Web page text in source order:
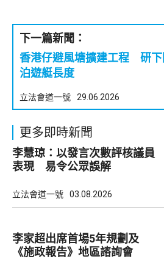
下一篇新聞：
香港仔避風塘擴建工程 研下
泊遊艇長度
立法會道一號 29.06.2026
更多即時新聞
李慧琼：以發言次數評核議員
表現 易令公眾誤解
立法會道一號 03.08.2026
李家超出席首場5年規劃及
《施政報告》地區諮詢會